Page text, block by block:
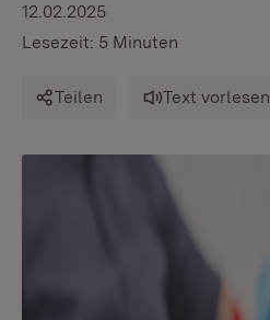
12.02.2025
Lesezeit: 5 Minuten
Teilen Text vorlesen